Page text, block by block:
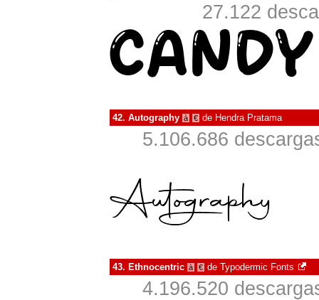
27.122
42. Autography à € de Hendra Pratama
5.106.686
43. Ethnocentric à € de Typodermic Fonts
4.196.520